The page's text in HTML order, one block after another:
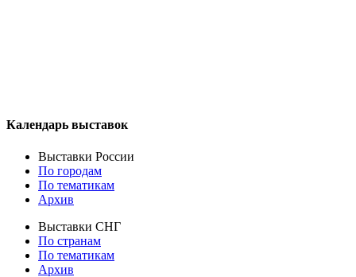
Календарь выставок
Выставки России
По городам
По тематикам
Архив
Выставки СНГ
По странам
По тематикам
Архив